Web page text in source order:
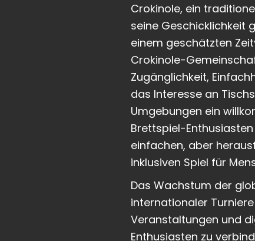
Crokinole, ein
seine Geschicklichkeit
einem geschätzten
Crokinole-
Zugänglichkeit,
das Interesse an
Umgebungen ein
Brettspiel-
einfachen, aber
inklusiven Spiel für
Das Wachstum der
internationaler
Veranstaltungen und
Enthusiasten zu